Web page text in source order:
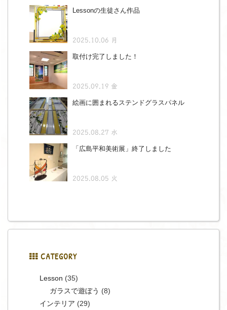
Lessonの生徒さん作品
2025.10.06 月
取付け完了しました！
2025.09.19 金
絵画に囲まれるステンドグラスパネル
2025.08.27 水
「広島平和美術展」終了しました
2025.08.05 火
CATEGORY
Lesson (35)
ガラスで遊ぼう (8)
インテリア (29)